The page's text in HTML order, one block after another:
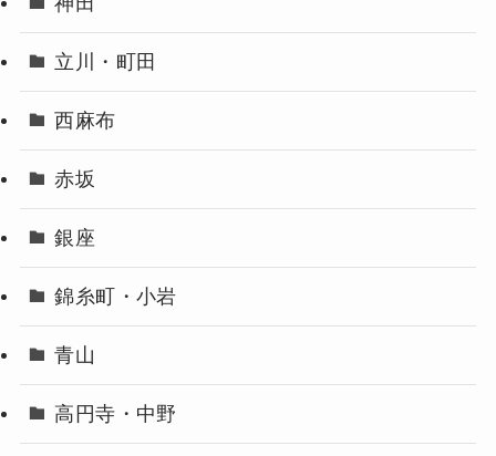
立川・町田
西麻布
赤坂
銀座
錦糸町・小岩
青山
高円寺・中野